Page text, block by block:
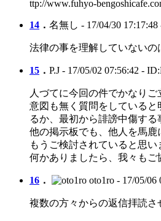
ttp://www.fuhyo-
14 ． 名無し - 17/04/30
法律の事を理解していないの
15 ． P.J - 17/05/02 07:56:42 -
人づてに今回の件でかなり
意図も無く質問をしている
るか、最初から誹謗中傷す
他の掲示板でも、他人を馬
もうご検討されていると思
何かありましたら、我々も
16 ． oto1ro - 17/05/06
複数の方々からの返信拝読さ